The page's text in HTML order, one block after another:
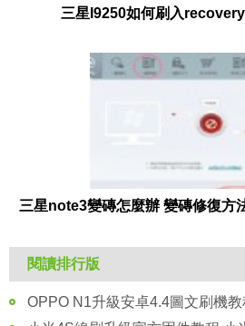
三星I9250如何刷入
三星note3變磚怎麼辦 變磚修復方
閱讀排行版
OPPO N1升級安卓4.4圖文刷機教